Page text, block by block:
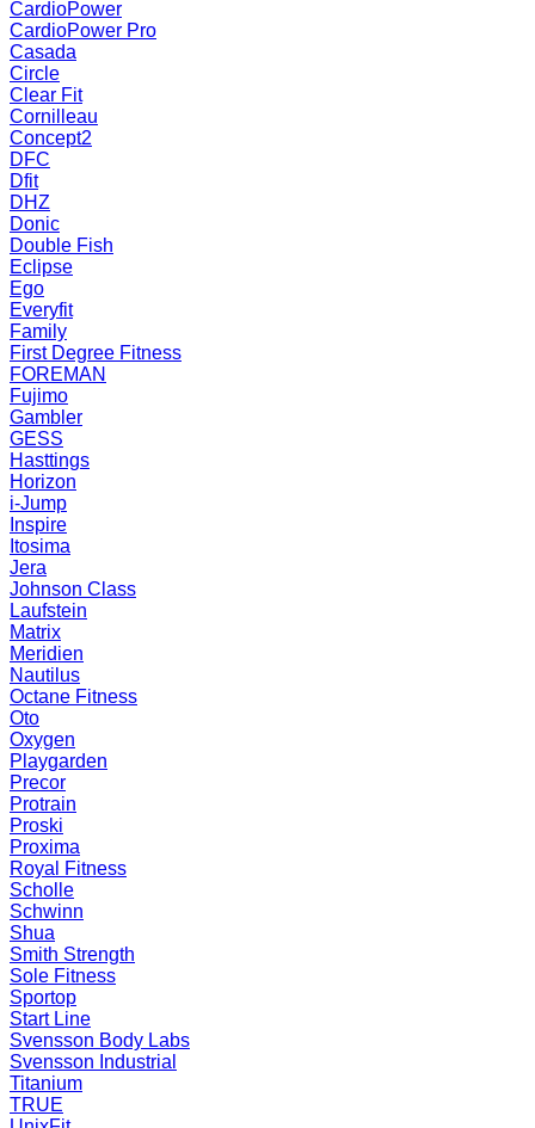
CardioPower
CardioPower Pro
Casada
Circle
Clear Fit
Cornilleau
Concept2
DFC
Dfit
DHZ
Donic
Double Fish
Eclipse
Ego
Everyfit
Family
First Degree Fitness
FOREMAN
Fujimo
Gambler
GESS
Hasttings
Horizon
i-Jump
Inspire
Itosima
Jera
Johnson Class
Laufstein
Matrix
Meridien
Nautilus
Octane Fitness
Oto
Oxygen
Playgarden
Precor
Protrain
Proski
Proxima
Royal Fitness
Scholle
Schwinn
Shua
Smith Strength
Sole Fitness
Sportop
Start Line
Svensson Body Labs
Svensson Industrial
Titanium
TRUE